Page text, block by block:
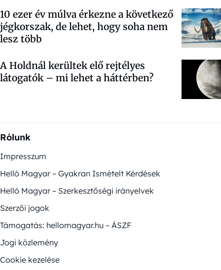
10 ezer év múlva érkezne a következő
jégkorszak, de lehet, hogy soha nem
lesz több
A Holdnál kerültek elő rejtélyes
látogatók – mi lehet a háttérben?
Rólunk
Impresszum
Helló Magyar – Gyakran Ismételt Kérdések
Helló Magyar – Szerkesztőségi irányelvek
Szerzői jogok
Támogatás: hellomagyar.hu – ÁSZF
Jogi közlemény
Cookie kezelése